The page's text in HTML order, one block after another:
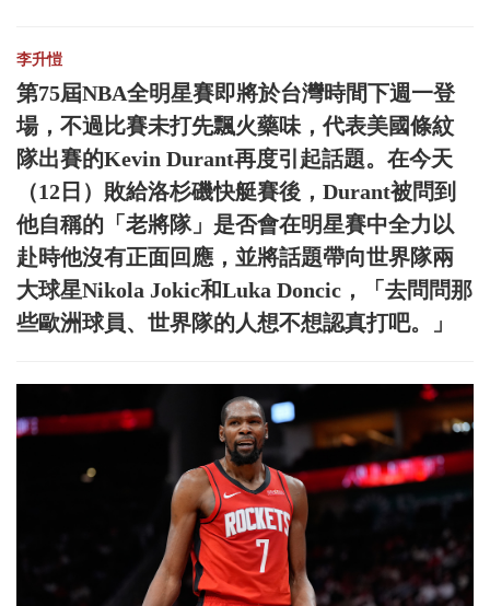
李升愷
第75屆NBA全明星賽即將於台灣時間下週一登
場，不過比賽未打先飄火藥味，代表美國條紋
隊出賽的Kevin Durant再度引起話題。在今天
（12日）敗給洛杉磯快艇賽後，Durant被問到
他自稱的「老將隊」是否會在明星賽中全力以
赴時他沒有正面回應，並將話題帶向世界隊兩
大球星Nikola Jokic和Luka Doncic，「去問問那
些歐洲球員、世界隊的人想不想認真打吧。」